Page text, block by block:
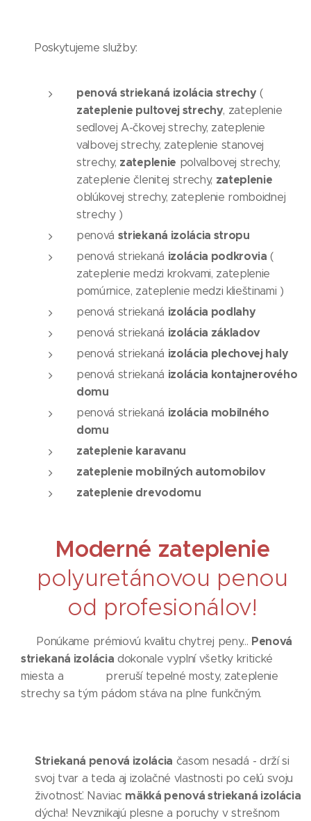
Poskytujeme služby:
penová striekaná izolácia strechy (
zateplenie pultovej strechy, zateplenie
sedlovej A-čkovej strechy, zateplenie
valbovej strechy, zateplenie stanovej
strechy, zateplenie polvalbovej strechy,
zateplenie členitej strechy, zateplenie
oblúkovej strechy, zateplenie romboidnej
strechy )
penová striekaná izolácia stropu
penová striekaná izolácia podkrovia (
zateplenie medzi krokvami, zateplenie
pomúrnice, zateplenie medzi klieštinami )
penová striekaná izolácia podlahy
penová striekaná izolácia základov
penová striekaná izolácia plechovej haly
penová striekaná izolácia kontajnerového
domu
penová striekaná izolácia mobilného
domu
zateplenie karavanu
zateplenie mobilných automobilov
zateplenie drevodomu
Moderné zateplenie
polyuretánovou penou
od profesionálov!
Ponúkame prémiovú kvalitu chytrej peny... Penová
striekaná izolácia dokonale vyplní všetky kritické
miesta a preruší tepelné mosty, zateplenie
strechy sa tým pádom stáva na plne funkčným.
Striekaná penová izolácia časom nesadá - drží si
svoj tvar a teda aj izolačné vlastnosti po celú svoju
životnosť. Naviac mäkká penová striekaná izolácia
dýcha! Nevznikajú plesne a poruchy v strešnom